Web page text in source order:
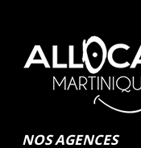
NOS AGENCES